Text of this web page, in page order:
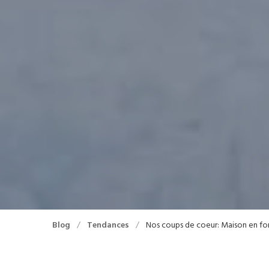
Blog / Tendances / Nos coups de coeur: Maison en